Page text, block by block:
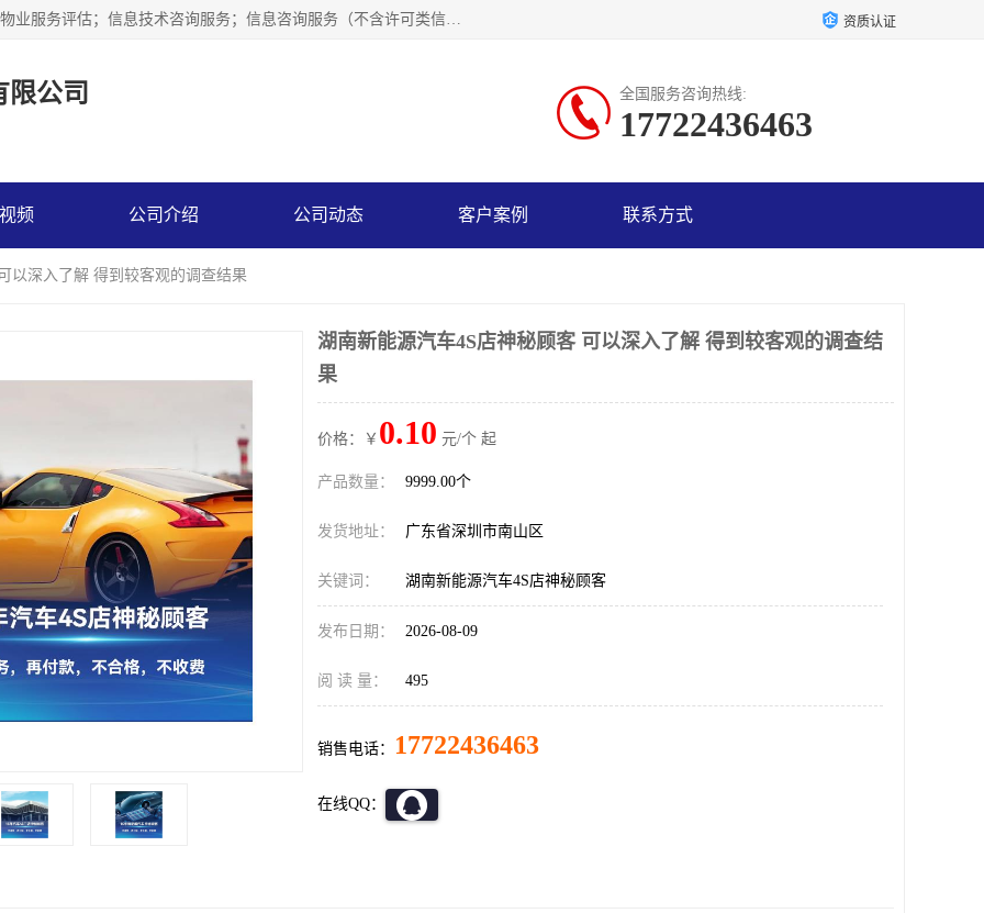
市场调查,社会调查,企业管理咨询,商务信息咨询、市场研究；物业服务评估；信息技术咨询服务；信息咨询服务（不含许可类信息咨询服务）；社会经济咨询服务；技术服务、技术开发、技术咨询、技术交流、技术转让、技术推广；企业信用调查和评估。 资质认证
限公司 全国服务咨询热线:
17722436463
频 公司介绍 公司动态 客户案例 联系方式
以深入了解 得到较客观的调查结果
湖南新能源汽车4S店神秘顾客 可以深入了解 得到较客观的调查结
果
价格：￥ 0.10 元/个 起
产品数量： 9999.00个
发货地址： 广东省深圳市南山区
关键词： 湖南新能源汽车4S店神秘顾客
发布日期： 2026-08-09
阅 读 量： 495
销售电话： 17722436463
在线QQ：